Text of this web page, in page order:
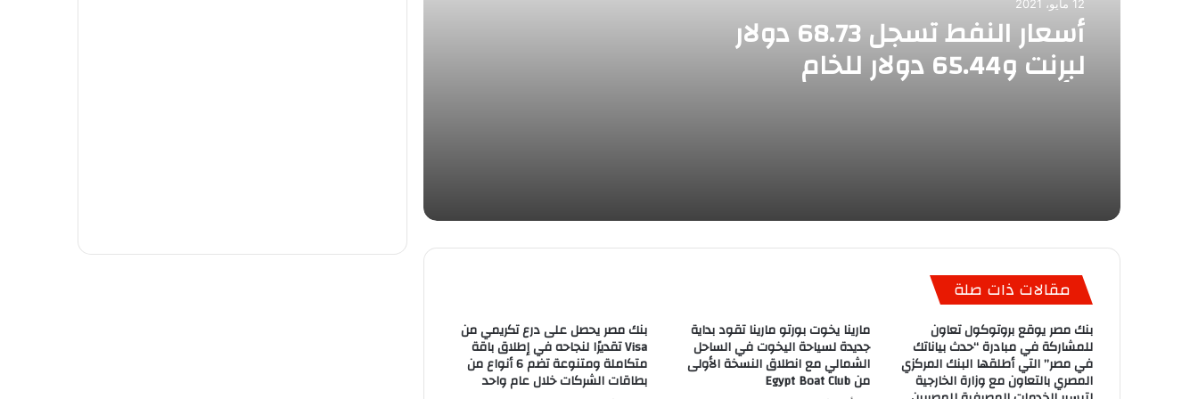
12 مايو، 2021
أسعار النفط تسجل 68.73 دولار
لبرنت و65.44 دولار للخام
الأمريكى
جلسة الاثنين على رأسها “الاتصالات”
تراجع جماعى لمؤشرات البورصة المصرية
بمستهل تعاملات جلسة الاثنين
مقالات ذات صلة
بنك مصر يوقع بروتوكول تعاون
للمشاركة في مبادرة “حدث بياناتك
في مصر” التي أطلقها البنك المركزي
المصري بالتعاون مع وزارة الخارجية
مارينا يخوت بورتو مارينا تقود بداية
جديدة لسياحة اليخوت في الساحل
الشمالي مع انطلاق النسخة الأولى
من Egypt Boat Club
بنك مصر يحصل على درع تكريمي من
Visa تقديرًا لنجاحه في إطلاق باقة
متكاملة ومتنوعة تضم 6 أنواع من
بطاقات الشركات خلال عام واحد